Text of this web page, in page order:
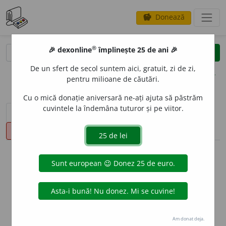
savings Donează
clear
opțiuni
sinteza definițiilor (1) definiții (19)
declinări
info
Aceste definiții sunt compilate de
echipa dexonline. Definițiile
originale se află pe filadefiniții.
Puteți reordona filele pe pagina de
🎉 dexonline® împlinește 25 de ani 🎉
De un sfert de secol suntem aici, gratuit, zi de zi,
pentru milioane de căutări.
Cu o mică donație aniversară ne-ați ajuta să păstrăm
cuvintele la îndemâna tuturor și pe viitor.
Am donat deja.